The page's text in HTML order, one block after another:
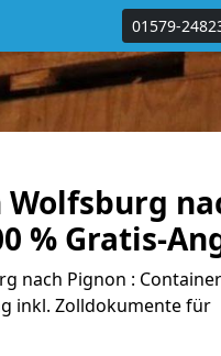
01579-
Wolfsburg
% Gratis-
nach Pignon :
inkl. Zolldokumente für